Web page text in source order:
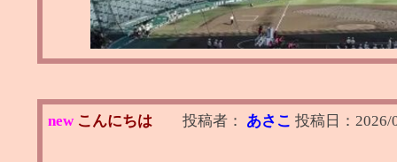
new こんにちは 投稿者： あさこ 投稿日： 2026/